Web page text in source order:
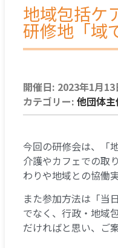
地域包括ケ
研修地「域
開催日: 2023年1月
カテゴリー: 他団体
今回の研修会は、「
介護やカフェでの取
わりや地域との協働
また参加方法は「当
でなく、行政・地域
だければと思い、ご